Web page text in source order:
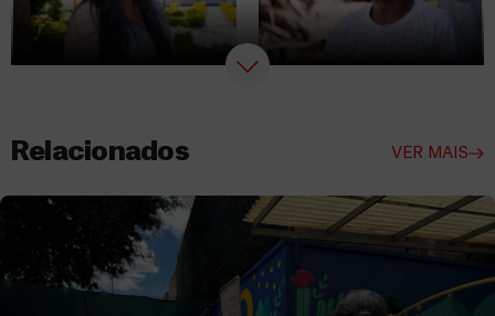
Relacionados VER MAIS